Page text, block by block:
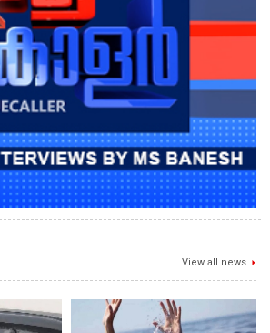
View all news